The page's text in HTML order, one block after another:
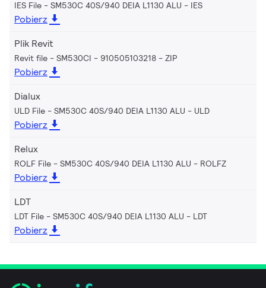
IES File - SM530C 40S/940 DEIA L1130 ALU IES
Pobierz
Plik Revit
Revit file - SM530CI - 910505103218 ZIP
Pobierz
Dialux
ULD File - SM530C 40S/940 DEIA L1130 ALU ULD
Pobierz
Relux
ROLF File - SM530C 40S/940 DEIA L1130 ALU ROLFZ
Pobierz
LDT
LDT File - SM530C 40S/940 DEIA L1130 ALU LDT
Pobierz